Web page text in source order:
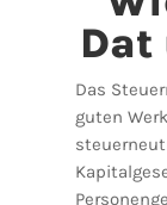
Dat
Das
guten